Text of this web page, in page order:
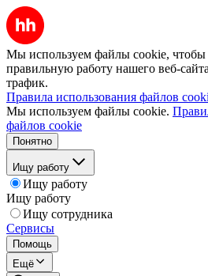
Мы используем файлы cookie, чтобы
правильную работу нашего веб-
трафик.
Правила использования файлов
Мы используем файлы cookie.
файлов cookie
Понятно
Ищу работу
Ищу работу
Ищу работу
Ищу сотрудника
Сервисы
Помощь
Ещё